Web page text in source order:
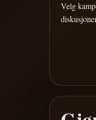
Velg